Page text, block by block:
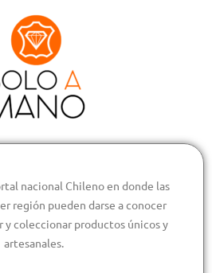
nacional Chileno en donde las
región pueden darse a conocer
y coleccionar productos únicos y
artesanales.